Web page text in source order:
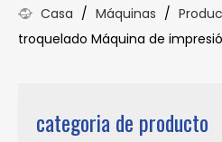
Casa / Máquinas /
troquelado Máquina de
categoria de producto